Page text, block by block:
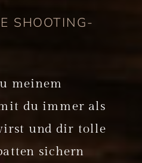
SHOOTING-
meinem
du immer als
und dir tolle
sichern